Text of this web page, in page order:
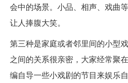
会中的场景。小品、相声、戏曲
让人捧腹大笑。
第三种是家庭或者邻里间的小型
之间的关系很亲密，大家经常聚
编自导一些小戏剧的节目来娱乐